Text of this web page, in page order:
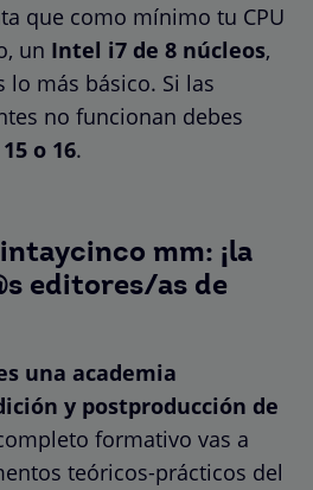
que como mínimo tu CPU
un Intel i7 de 8 núcleos,
más básico. Si las
no funcionan debes
o 16.
mm: ¡la
editores/as de
una academia
y postproducción de
formativo vas a
teóricos-prácticos del